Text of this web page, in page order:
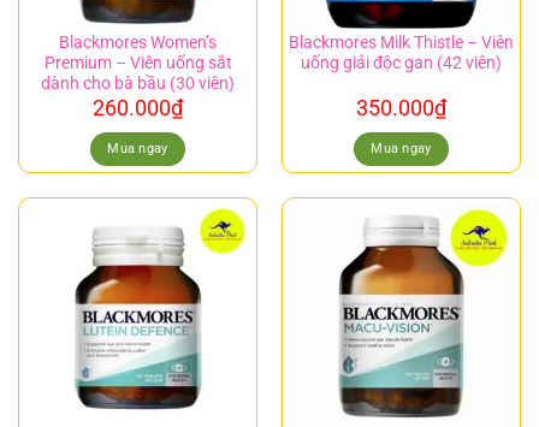
Blackmores Women’s
Premium – Viên uống sắt
dành cho bà bầu (30 viên)
260.000₫
Mua ngay
Blackmores Milk Thistle – Viên
uống giải độc gan (42 viên)
350.000₫
Mua ngay